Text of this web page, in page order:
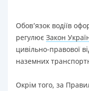
Обов’язок водіїв
регулює Закон
цивільно-правової
наземних
Окрім того, за